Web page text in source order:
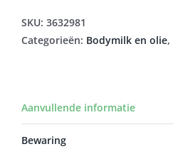
SKU: 3632981
Categorieën: Bodymilk en olie,
Aanvullende informatie
Bewaring